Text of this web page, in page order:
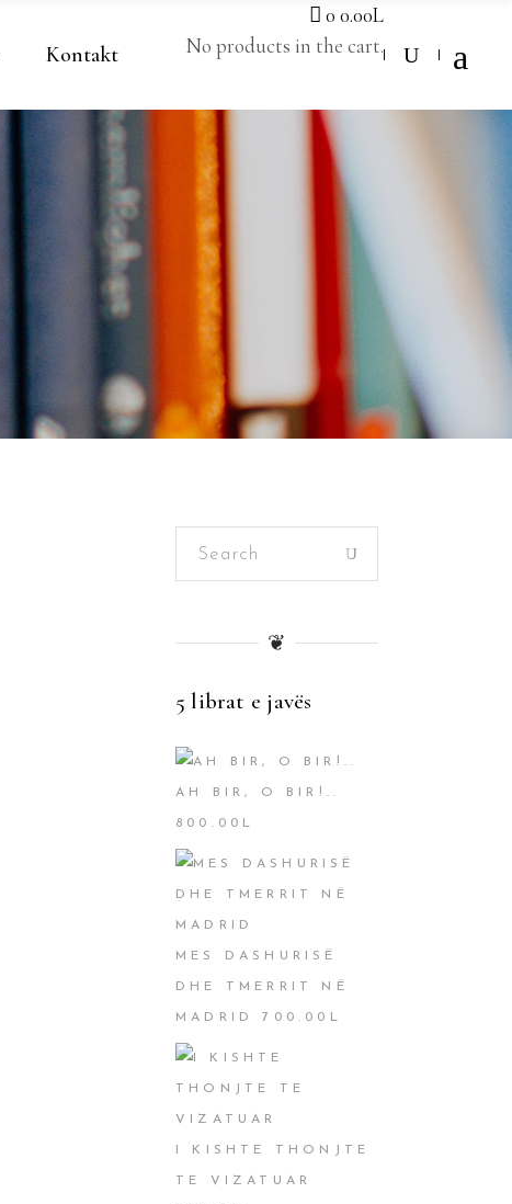
Kontakt
0 0.00L
No products in the cart.
Search
❦
5 librat e javës
AH BIR, O BIR!..
800.00 L
MES DASHURISË
DHE TMERRIT NË
MADRID 700.00 L
I KISHTE THONJTE
TE VIZATUAR